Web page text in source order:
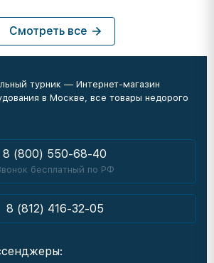
Смотреть все
турник — Интернет-магазин
в Москве, все товары недорого
8 (800) 550-68-40
бесплатный по РФ
8 (812) 416-32-05